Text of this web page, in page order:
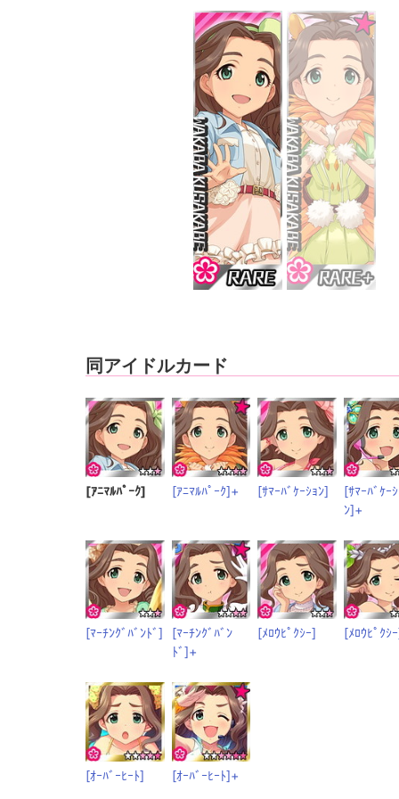
同アイドルカード
[ｱﾆﾏﾙﾊﾟｰｸ] [ｱﾆﾏﾙﾊﾟｰｸ]+ [ｻﾏｰﾊﾞｹｰｼｮﾝ]
[ｻﾏｰﾊﾞｹｰ
ﾝ]+
[ﾏｰﾁﾝｸﾞﾊﾞﾝﾄﾞ]
[ﾏｰﾁﾝｸﾞﾊﾞﾝ
ﾄﾞ]+
[ﾒﾛｳﾋﾟｸｼｰ] [ﾒﾛｳﾋﾟｸｼ
[ｵｰﾊﾞｰﾋｰﾄ] [ｵｰﾊﾞｰﾋｰﾄ]+